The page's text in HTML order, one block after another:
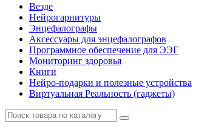
Везде
Нейрогарнитуры
Энцефалографы
Аксессуары для энцефалографов
Программное обеспечение для ЭЭГ
Мониторинг здоровья
Книги
Нейро-подарки и полезные устройства
Виртуальная Реальность (гаджеты)